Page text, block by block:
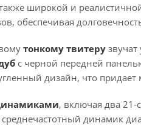
широкой и
обеспечивая
тонкому твитеру
с черной передней
дизайн, что
, включая два
динамик